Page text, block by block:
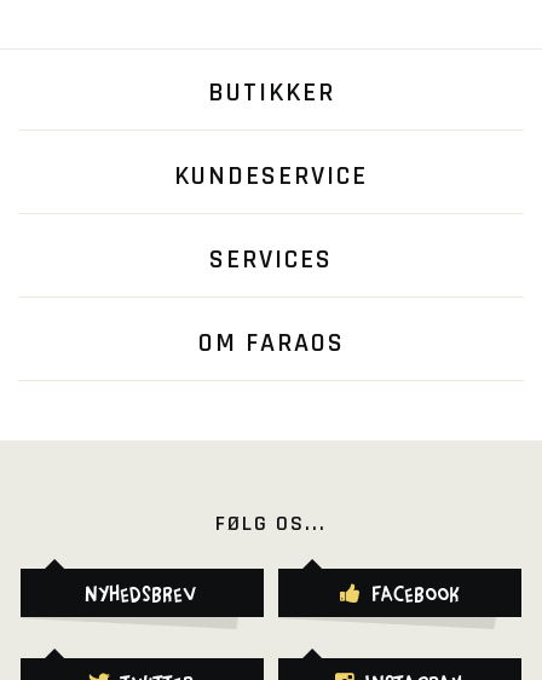
BUTIKKER
KUNDESERVICE
SERVICES
OM FARAOS
FØLG OS...
Nyhedsbrev Facebook